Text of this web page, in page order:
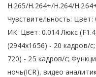
H.265/H.264+/H.264/
Чувствительность:
ИК. Цвет: 0.014 Люкс
(2944х1656) - 20 кадров/
720) - 25 кадров/с;
ночь(ICR), видео